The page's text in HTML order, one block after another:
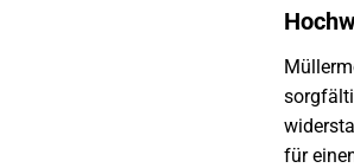
für